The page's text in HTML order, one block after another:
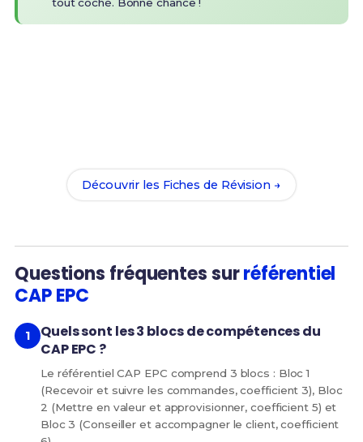
tout coché. Bonne chance !
Découvrir les Fiches de Révision →
Questions fréquentes surréférentiel
CAP EPC
Quels sont les 3 blocs de compétences du
CAP EPC ?
Le référentiel CAP EPC comprend 3 blocs : Bloc 1
(Recevoir et suivre les commandes, coefficient 3), Bloc
2 (Mettre en valeur et approvisionner, coefficient 5) et
Bloc 3 (Conseiller et accompagner le client, coefficient